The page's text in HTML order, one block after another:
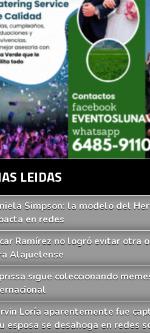
LEIDAS
Simpson: la modelo del
en redes
Ramírez no logró evitar otra
Alajuelense
sigue coleccionando
Loría aparentemente fue
esposa se desahoga en redes